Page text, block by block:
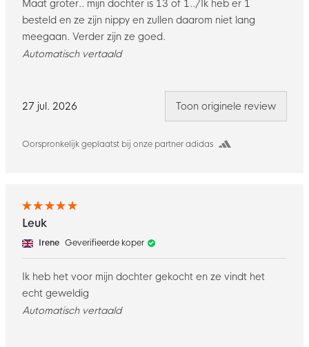
27 jul. 2026
Oorspronkelijk geplaatst bij onze partner adidas
Maat groter.. mijn dochter is 13 of 1../Ik heb er 1
besteld en ze zijn nippy en zullen daarom niet lang
meegaan. Verder zijn ze goed.
Automatisch vertaald
Toon originele review
Leuk
Irene Geverifieerde koper
Ik heb het voor mijn dochter gekocht en ze vindt het
echt geweldig
Automatisch vertaald